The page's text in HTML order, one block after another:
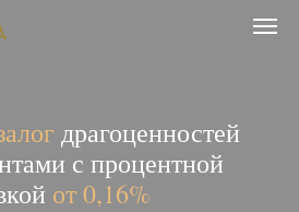
драгоценностей
с процентной
от 0,16%